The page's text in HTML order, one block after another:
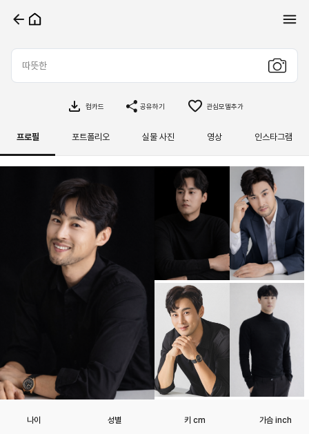
컴카드 공유하기 관심모델추가
프로필 포트폴리오 실물 사진 영상 인스타그램
나이 성별 키 cm 가슴 inch